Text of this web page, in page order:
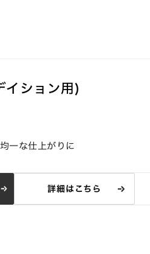
イション用)
一な仕上がりに
詳細はこちら